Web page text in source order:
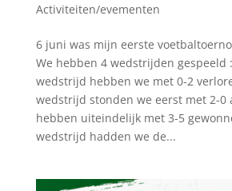
Activiteiten/evementen
6 juni was mijn eerste
We hebben 4 wedstrijden gespeeld
wedstrijd hebben we met 0-2
wedstrijd stonden we eerst met 2-0
hebben uiteindelijk met 3-5
wedstrijd hadden we de...